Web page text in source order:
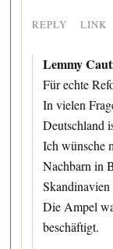
REPLY LINK
Lemmy
Für echte
In vielen
Deutschland
Ich wünsche
Nachbarn in
Die Ampel
beschäftigt.